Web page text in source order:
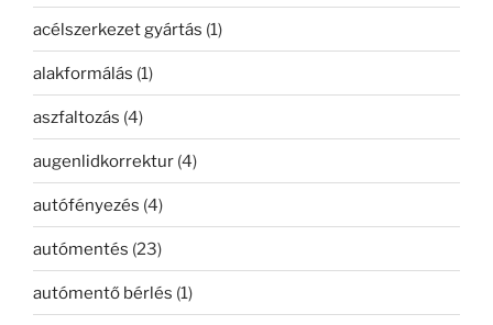
acélszerkezet gyártás (1)
alakformálás (1)
aszfaltozás (4)
augenlidkorrektur (4)
autófényezés (4)
autómentés (23)
autómentő bérlés (1)